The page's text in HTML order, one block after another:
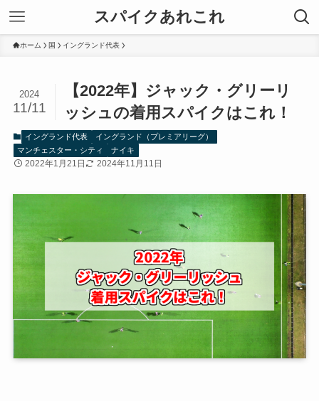
スパイクあれこれ
ホーム 国 イングランド代表
【2022年】ジャック・グリーリ
ッシュの着用スパイクはこれ！
2024
11/11
イングランド代表
イングランド（プレミアリーグ）
マンチェスター・シティ
ナイキ
2022年1月21日 2024年11月11日